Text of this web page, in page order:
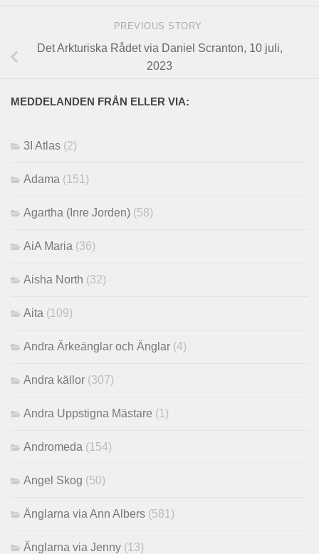
PREVIOUS STORY
Det Arkturiska Rådet via Daniel Scranton, 10 juli,
2023
MEDDELANDEN FRÅN ELLER VIA:
3I Atlas (2)
Adama (151)
Agartha (Inre Jorden) (58)
AiA Maria (36)
Aisha North (32)
Aita (109)
Andra Ärkeänglar och Änglar (4)
Andra källor (307)
Andra Uppstigna Mästare (1)
Andromeda (154)
Angel Skog (50)
Änglarna via Ann Albers (581)
Änglarna via Jenny (13)